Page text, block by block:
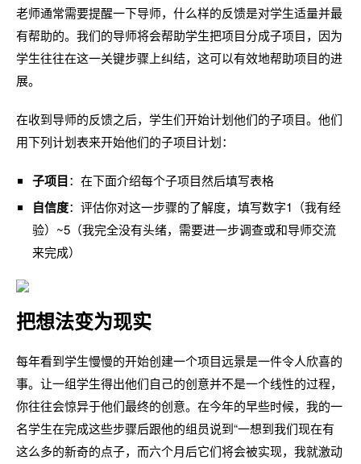
老师通常需要提醒一下导师，什么样的反馈是对学生适量并最
有帮助的。我们的导师将会帮助学生把项目分成子项目，因为
学生往往在这一关键步骤上纠结，这可以有效地帮助项目的进
展。
在收到导师的反馈之后，学生们开始计划他们的子项目。他们
用下列计划表来开始他们的子项目计划：
子项目：在下面介绍每个子项目然后填写表格
自信度：评估你对这一步骤的了解度，填写数字1（我有经
验）~5（我完全没有头绪，需要进一步调查或和导师交流
来完成）
把想法变为现实
每年看到学生慢慢的开始创建一个项目远景是一件令人欣喜的
事。让一组学生得出他们自己的创意并不是一个线性的过程，
你往往会惊异于他们最终的创意。在今年的早些时候，我的一
名学生在完成这些步骤后跟他的组员说到“一想到我们现在有
这么多的新奇的点子，而六个月后它们将会被实现，我就激动